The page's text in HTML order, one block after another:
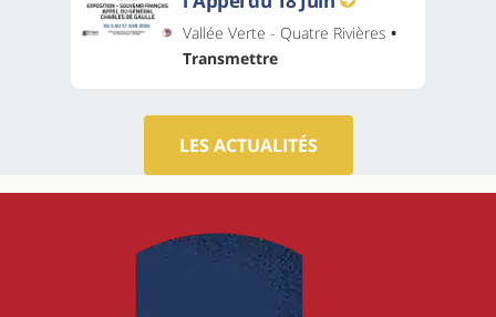
Vallée Verte - Quatre Rivières •
Transmettre
LES ACTUALITÉS